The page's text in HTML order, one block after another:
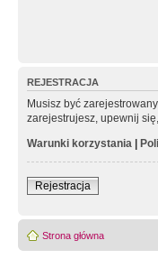
REJESTRACJA
Musisz być
zarejestrujesz, upewnij
Warunki korzystania |
Rejestracja
Strona główna